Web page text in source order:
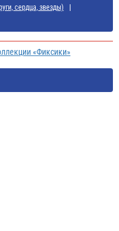
сердца, звезды)
«Фиксики»